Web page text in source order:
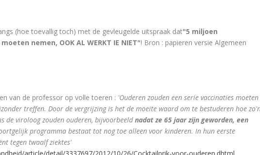
(hoe toevallig toch) met de gevleugelde uitspraak dat"5 miljoen
nemen, OOK AL WERKT IE NIET"! Bron : papieren versie Algemeen
van de professor op volle toeren : 'Ouderen zouden een serie vaccinaties moeten
treffen. Door de vergrijzing is het de moeite waard om te bestuderen hoe
de viroloog zouden ouderen, bijvoorbeeldnadat ze 65 jaar zijn geworden, een
programma bestaat tot nog toe alleen voor kinderen. In hun eerste
tegen twaalf ziektes'